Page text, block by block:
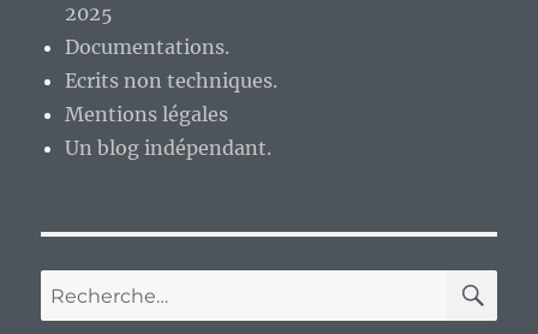
2025
Documentations.
Ecrits non techniques.
Mentions légales
Un blog indépendant.
Recherche
pour :